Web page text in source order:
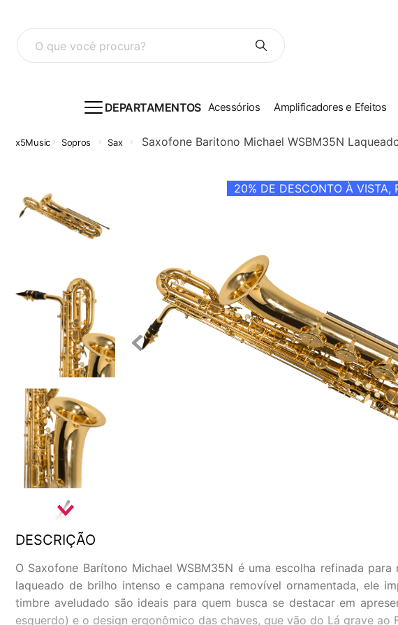
O que você procura?
DEPARTAMENTOS Acessórios Amplificadores e Efeitos
Sopros Sax Saxofone Baritono Michael WSBM35N
20% DE DESCONTO À VISTA,
DESCRIÇÃO
O Saxofone Barítono Michael WSBM35N é uma escolha refinada
laqueado de brilho intenso e campana removível ornamentada, ele
timbre aveludado são ideais para quem busca se destacar em
esquerdo) e o design ergonômico das chaves, que vão do Lá grave